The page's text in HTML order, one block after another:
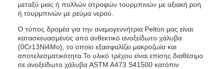
μεταξύ μιας ή πολλών στροφών τουρμπινών με αξιακή ροή
ή τουρμπινών με ρεύμα νερού.
Ο τύπος δρομέα για την ανεμογεννήτρια Pelton μας είναι
κατασκευασμένος από ανθεκτικό ανοξείδωτο χάλυβα
(0Cr13Ni4Mo), το οποίο εξασφαλίζει μακροζωία και
αποτελεσματικότητα.Το υλικό τρέχου είναι επίσης διαθέσιμο
σε ανοξείδωτο χάλυβα ASTM A473 S41500 κατόπιν